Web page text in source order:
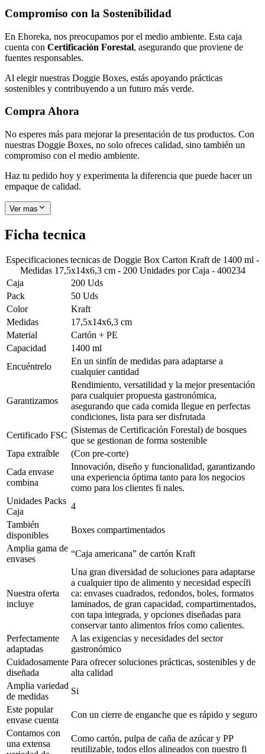
Compromiso con la Sostenibilidad
En Ehoreka, nos preocupamos por el medio ambiente. Esta caja
cuenta con Certificación Forestal, asegurando que proviene de
fuentes responsables.
Al elegir nuestras Doggie Boxes, estás apoyando prácticas
sostenibles y contribuyendo a un futuro más verde.
Compra Ahora
No esperes más para mejorar la presentación de tus productos. Con
nuestras Doggie Boxes, no solo ofreces calidad, sino también un
compromiso con el medio ambiente.
Haz tu pedido hoy y experimenta la diferencia que puede hacer un
empaque de calidad.
Ver mas
Ficha tecnica
Especificaciones tecnicas de Doggie Box Carton Kraft de 1400 ml -
Medidas 17,5x14x6,3 cm - 200 Unidades por Caja - 400234
Caja
200 Uds
Pack
50 Uds
Color
Kraft
Medidas
17,5x14x6,3 cm
Material
Cartón + PE
Capacidad
1400 ml
Encuéntrelo
En un sinfín de medidas para adaptarse a
cualquier cantidad
Garantizamos
Rendimiento, versatilidad y la mejor presentación
para cualquier propuesta gastronómica,
asegurando que cada comida llegue en perfectas
condiciones, lista para ser disfrutada
Certificado FSC
(Sistemas de Certificación Forestal) de bosques
que se gestionan de forma sostenible
Tapa extraíble
(Con pre-corte)
Cada envase
combina
Innovación, diseño y funcionalidad, garantizando
una experiencia óptima tanto para los negocios
como para los clientes fi nales.
Unidades Packs
Caja
4
También
disponibles
Boxes compartimentados
Amplia gama de
envases
“Caja americana” de cartón Kraft
Nuestra oferta
incluye
Una gran diversidad de soluciones para adaptarse
a cualquier tipo de alimento y necesidad específi
ca: envases cuadrados, redondos, boles, formatos
laminados, de gran capacidad, compartimentados,
con tapa integrada, y opciones diseñadas para
conservar tanto alimentos fríos como calientes.
Perfectamente
adaptadas
A las exigencias y necesidades del sector
gastronómico
Cuidadosamente
diseñada
Para ofrecer soluciones prácticas, sostenibles y de
alta calidad
Amplia variedad
de medidas
Si
Este popular
envase cuenta
Con un cierre de enganche que es rápido y seguro
Contamos con
una extensa
Como cartón, pulpa de caña de azúcar y PP
reutilizable, todos ellos alineados con nuestro fi